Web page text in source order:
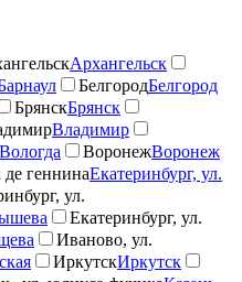
Архангельск
БелгородБелгород
БрянскБрянск
Владимир
Вологда ВоронежВоронеж
де геннинаЕкатеринбург, ул.
ул.
Екатеринбург, ул.
Иваново, ул.
ИркутскИркутск